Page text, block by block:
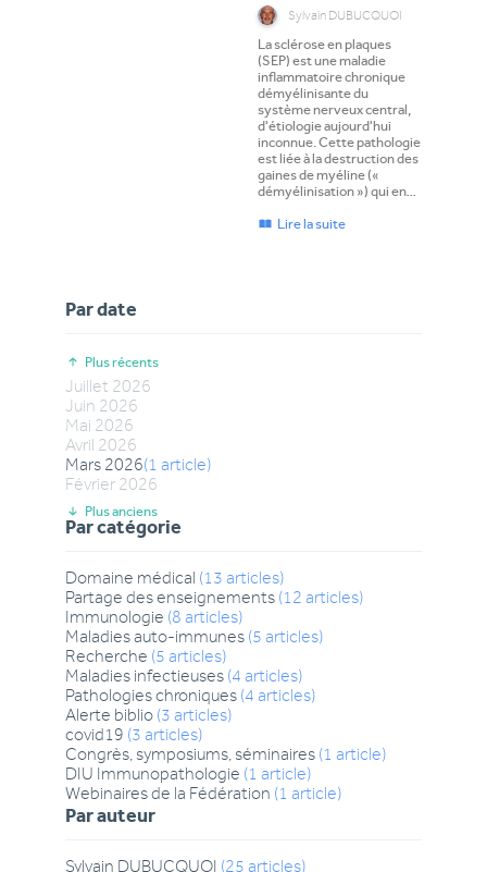
Sylvain DUBUCQUOI
La sclérose en plaques
(SEP) est une maladie
inflammatoire chronique
démyélinisante du
système nerveux central,
d'étiologie aujourd'hui
inconnue. Cette pathologie
est liée à la destruction des
gaines de myéline («
démyélinisation ») qui en…
Lire la suite
Par date
Plus récents
Juillet 2026
Juin 2026
Mai 2026
Avril 2026
Mars 2026(1 article)
Février 2026
Plus anciens
Par catégorie
Domaine médical (13 articles)
Partage des enseignements (12 articles)
Immunologie (8 articles)
Maladies auto-immunes (5 articles)
Recherche (5 articles)
Maladies infectieuses (4 articles)
Pathologies chroniques (4 articles)
Alerte biblio (3 articles)
covid19 (3 articles)
Congrès, symposiums, séminaires (1 article)
DIU Immunopathologie (1 article)
Webinaires de la Fédération (1 article)
Par auteur
Sylvain DUBUCQUOI (25 articles)